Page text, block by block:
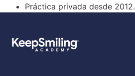
Práctica privada desde 2012.